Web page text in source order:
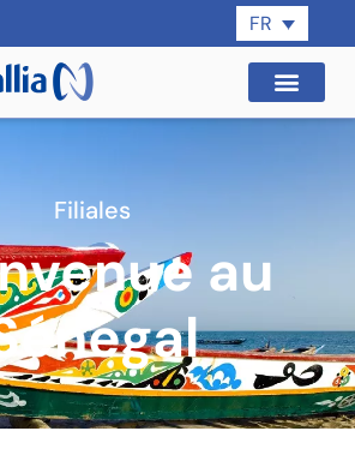
FR
Filiales
au